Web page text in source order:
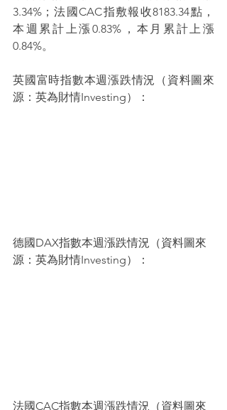
3.34%；法國CAC指敷報收8183.34點，
本週累計上漲0.83%，本月累計上漲
0.84%。
英國富時指數本週漲跌情況（資料圖來
源：英為財情Investing）：
德國DAX指數本週漲跌情況（資料圖來
源：英為財情Investing）：
法國CAC指數本週漲跌情況（資料圖來